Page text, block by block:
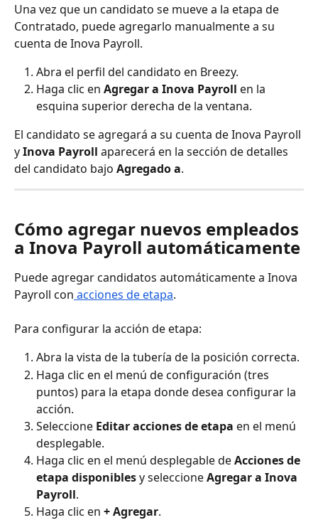
Una vez que un candidato se mueve a la etapa de
Contratado, puede agregarlo manualmente a su
cuenta de Inova Payroll.
Abra el perfil del candidato en Breezy.
Haga clic en Agregar a Inova Payroll en la
esquina superior derecha de la ventana.
El candidato se agregará a su cuenta de Inova Payroll
y Inova Payroll aparecerá en la sección de detalles
del candidato bajo Agregado a.
Cómo agregar nuevos empleados
a Inova Payroll automáticamente
Puede agregar candidatos automáticamente a Inova
Payroll con acciones de etapa.
Para configurar la acción de etapa:
Abra la vista de la tubería de la posición correcta.
Haga clic en el menú de configuración (tres
puntos) para la etapa donde desea configurar la
acción.
Seleccione Editar acciones de etapa en el menú
desplegable.
Haga clic en el menú desplegable de Acciones de
etapa disponibles y seleccione Agregar a Inova
Payroll.
Haga clic en + Agregar.